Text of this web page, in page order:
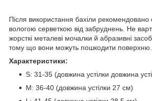
Після використання бахіли
вологою серветкою від забруднень. Не
жорсткі металеві мочалки й абразивні
тому що вони можуть пошкодити поверхню.
Характеристики:
S: 31-35 (довжина устілки довжина
M: 36-40 (довжина устілки 27 см)